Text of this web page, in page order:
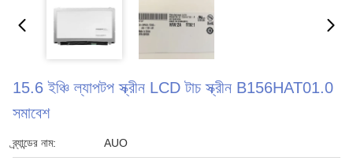
15.6 ইঞ্চি ল্যাপটপ স্ক্রীন LCD টাচ স্ক্রীন B156HAT01.0
সমাবেশ
ব্র্যান্ডের নাম: AUO